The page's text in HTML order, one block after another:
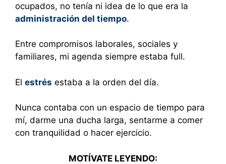
ocupados, no tenía ni idea de lo que era la
administración del tiempo.
Entre compromisos laborales, sociales y
familiares, mi agenda siempre estaba full.
El estrés estaba a la orden del día.
Nunca contaba con un espacio de tiempo para
mí, darme una ducha larga, sentarme a comer
con tranquilidad o hacer ejercicio.
MOTÍVATE LEYENDO: